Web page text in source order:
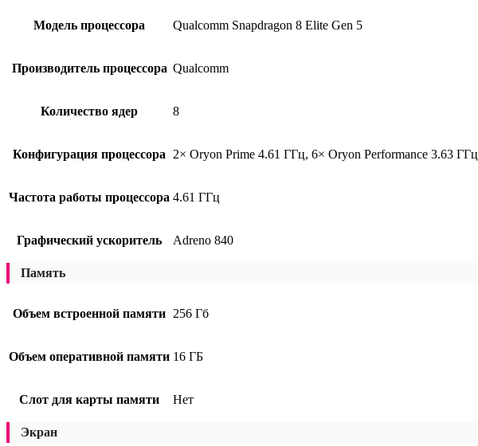
Модель процессора Qualcomm Snapdragon 8 Elite Gen 5
Производитель процессора Qualcomm
Количество ядер 8
Конфигурация процессора 2× Oryon Prime 4.61 ГГц, 6× Oryon Performance 3.63 ГГц
Частота работы процессора 4.61 ГГц
Графический ускоритель Adreno 840
Память
Объем встроенной памяти 256 Гб
Объем оперативной памяти 16 ГБ
Слот для карты памяти Нет
Экран